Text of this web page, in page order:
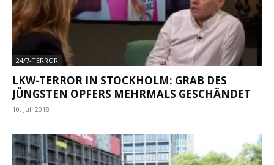
24/7-TERROR
LKW-TERROR IN STOCKHOLM: GRAB DES
JÜNGSTEN OPFERS MEHRMALS GESCHÄNDET
10. Juli 2018